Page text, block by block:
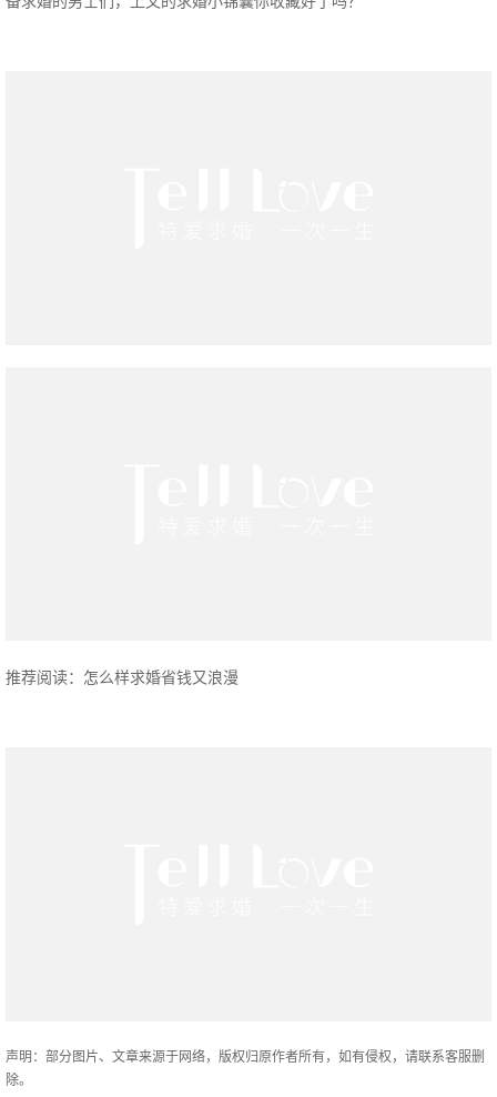
推荐阅读：怎么样求婚省钱又浪漫
声明：部分图片、文章来源于网络，版权归原作者所有，如有侵权，请联系客服删
除。